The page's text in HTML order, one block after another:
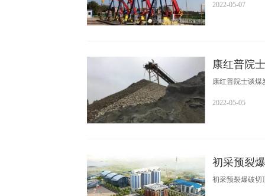
2022-05-07
康红普院
康红普院士谈煤
2022-05-05
初采预裂
初采预裂爆破切